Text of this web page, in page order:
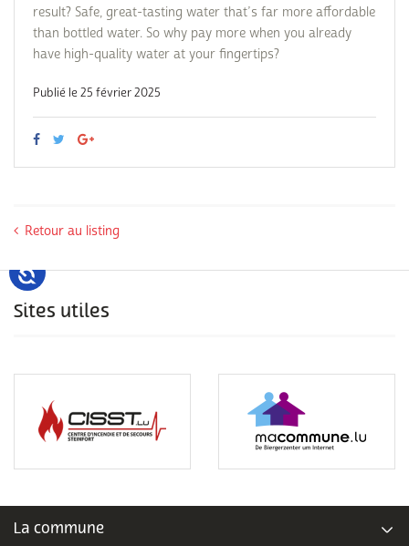
result? Safe, great-tasting water that’s far more affordable
than bottled water. So why pay more when you already
have high-quality water at your fingertips?
Publié le 25 février 2025
Retour au listing
Sites utiles
La commune